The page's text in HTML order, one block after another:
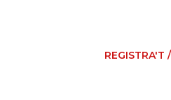
REGISTRA'T